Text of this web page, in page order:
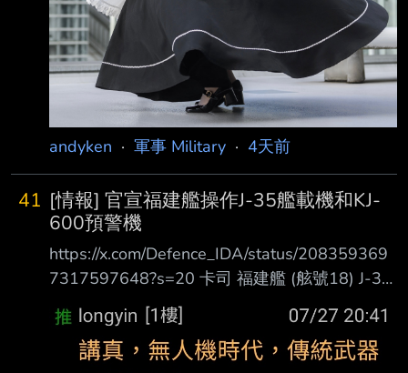
andyken · 軍事 Military · 4天前
41 [情報] 官宣福建艦操作J-35艦載機和KJ-
600預警機
https://x.com/Defence_IDA/status/208359369
7317597648?s=20 卡司 福建艦 (舷號18) J-35
電磁彈射起飛 攔截索降落 機腹尾部有掛龍柏反
射器 KJ-600 電磁彈射起飛 J-15/D 電磁彈射起
飛 戰機和電戰機都有上場 背景有一艘水面艦 心